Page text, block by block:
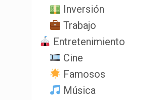
Inversión
Trabajo
Entretenimiento
Cine
Famosos
Música